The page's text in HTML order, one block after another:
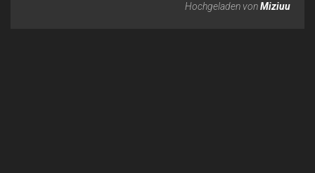
Hochgeladen vonMiziuu